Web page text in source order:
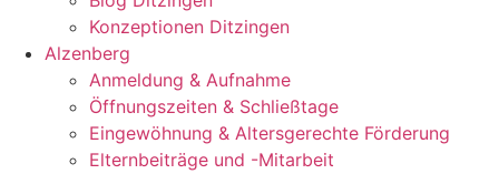
Konzeptionen Ditzingen
Alzenberg
Anmeldung & Aufnahme
Öffnungszeiten & Schließtage
Eingewöhnung & Altersgerechte Förderung
Elternbeiträge und -Mitarbeit